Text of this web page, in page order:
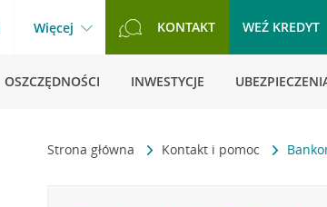
Więcej KONTAKT WEŹ KREDYT
OSZCZĘDNOŚCI INWESTYCJE
Strona główna Kontakt i pomoc